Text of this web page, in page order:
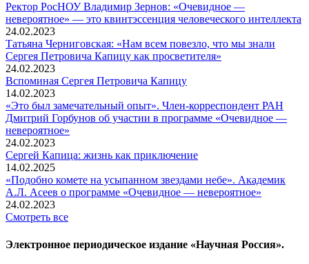
Ректор РосНОУ Владимир Зернов: «Очевидное —
невероятное» — это квинтэссенция человеческого интеллекта
24.02.2023
Татьяна Черниговская: «Нам всем повезло, что мы знали
Сергея Петровича Капицу как просветителя»
24.02.2023
Вспоминaя Сергея Петровича Капицу
14.02.2023
«Это был замечательный опыт». Член-корреспондент РАН
Дмитрий Горбунов об участии в программе «Очевидное —
невероятное»
24.02.2023
Сергей Капица: жизнь как приключение
14.02.2025
«Подобно комете на усыпанном звездами небе». Академик
А.Л. Асеев о программе «Очевидное — невероятное»
24.02.2023
Смотреть все
Электронное периодическое издание «Научная Россия».